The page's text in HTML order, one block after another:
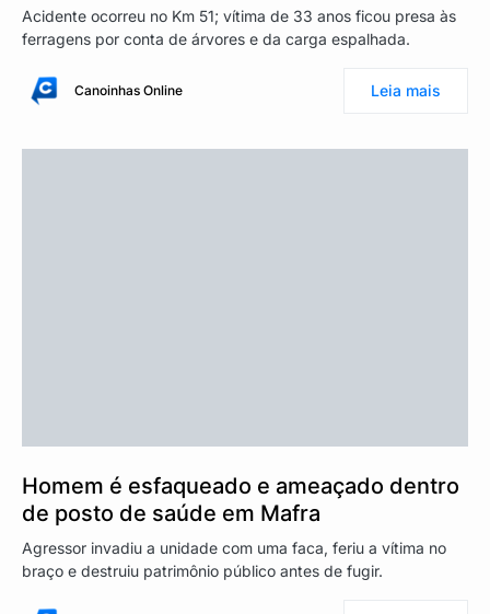
Acidente ocorreu no Km 51; vítima de 33 anos ficou presa às
ferragens por conta de árvores e da carga espalhada.
Canoinhas Online Leia mais
Homem é esfaqueado e ameaçado dentro
de posto de saúde em Mafra
Agressor invadiu a unidade com uma faca, feriu a vítima no
braço e destruiu patrimônio público antes de fugir.